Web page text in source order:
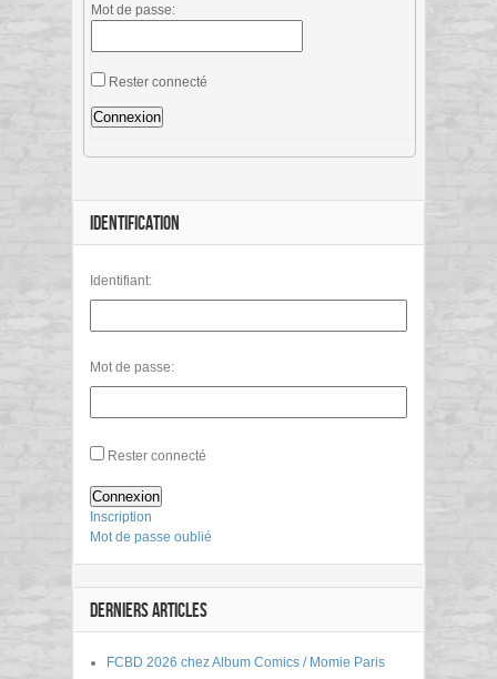
Mot de passe:
Rester connecté
Connexion
IDENTIFICATION
Identifiant:
Mot de passe:
Rester connecté
Connexion
Inscription
Mot de passe oublié
DERNIERS ARTICLES
FCBD 2026 chez Album Comics / Momie Paris